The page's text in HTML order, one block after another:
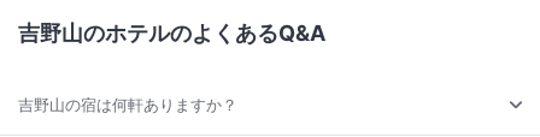
吉野山のホテルのよくあるQ&A
吉野山の宿は何軒ありますか？